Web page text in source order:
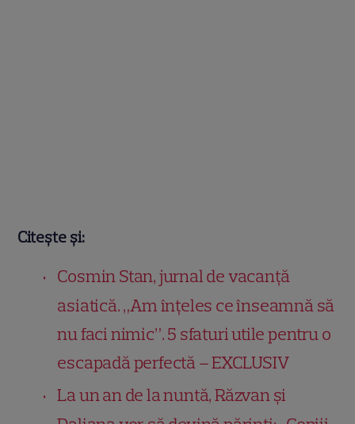
Citește și:
Cosmin Stan, jurnal de vacanță
asiatică. „Am înțeles ce înseamnă să
nu faci nimic”. 5 sfaturi utile pentru o
escapadă perfectă – EXCLUSIV
La un an de la nuntă, Răzvan și